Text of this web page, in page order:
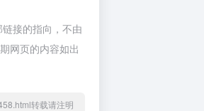
接的指向，不由
网页的内容如出
转载请注明